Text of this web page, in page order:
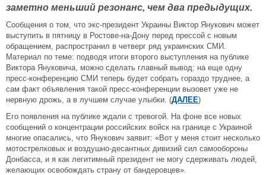
заметно меньший резонанс, чем два предыдущих.
Сообщения о том, что экс-президент Украины Виктор Янукович может
выступить в пятницу в Ростове-на-Дону перед прессой с новым
обращением, распространил в четверг ряд украинских СМИ.
Материал по теме: подводя итоги второго выступления на публике
Виктора Януковича, можно сделать главный вывод: на еще одну
пресс-конференцию СМИ теперь будет собрать гораздо труднее, а
сам факт объявления такой пресс-конференции вызовет уже не
нервную дрожь, а в лучшем случае улыбки. (ДАЛЕЕ)
Его появления на публике ждали с тревогой. На фоне все новых
сообщений о концентрации российских войск на границе с Украиной
многие опасались, что Янукович заявит: «Вот у меня стоит несколько
мотострелковых и воздушно-десантных дивизий сил самообороны
Донбасса, и я как легитимный президент не могу сдерживать людей,
желающих освобождать страну от бандеровцев».